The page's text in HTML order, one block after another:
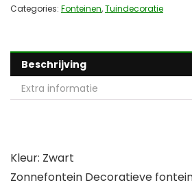
Categories: Fonteinen,Tuindecoratie
Beschrijving
Extra informatie
Kleur: Zwart
Zonnefontein Decoratieve